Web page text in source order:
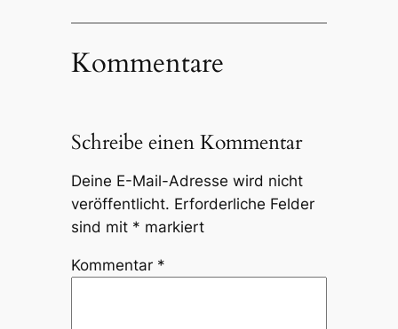
Kommentare
Schreibe einen Kommentar
Deine E-Mail-Adresse wird nicht
veröffentlicht. Erforderliche Felder
sind mit * markiert
Kommentar *